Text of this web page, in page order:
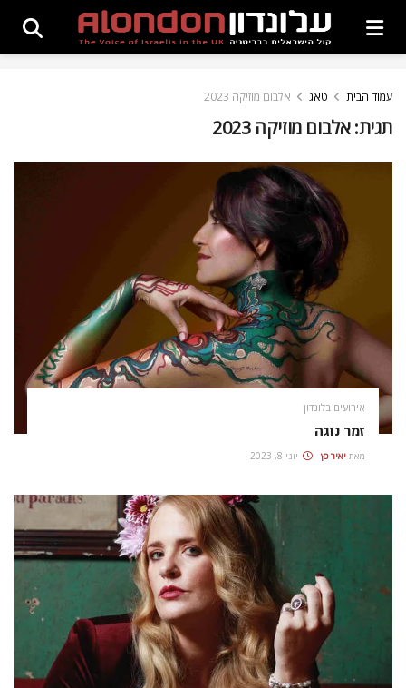
עמוד הבית טאג אלבום מוזיקה 2023
תגית:אלבום מוזיקה 2023
אירועים בלונדון
זמר נוגה
מאת יאיר כץ יוני 8, 2023